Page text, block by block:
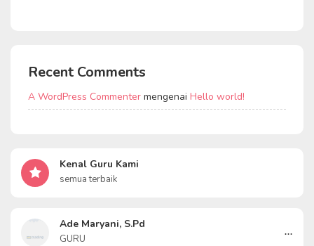
Recent Comments
A WordPress Commenter mengenai Hello world!
Kenal Guru Kami
semua terbaik
Ade Maryani, S.Pd
GURU ...